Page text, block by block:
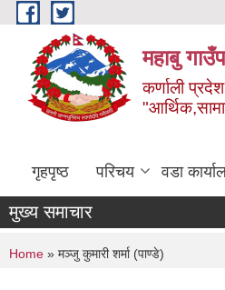
Skip to main content
महाबु
कर्णाली
गृहपृष्ठ परिचय वडा
मुख्य समाचार
You are here
Home » मञ्जु कुमारी शर्मा (पाण्डे)